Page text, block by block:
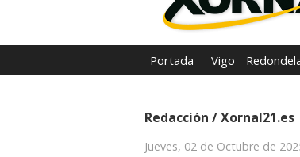
Portada Vigo
Redacción / Xornal21.es
Jueves, 02 de Octubre de